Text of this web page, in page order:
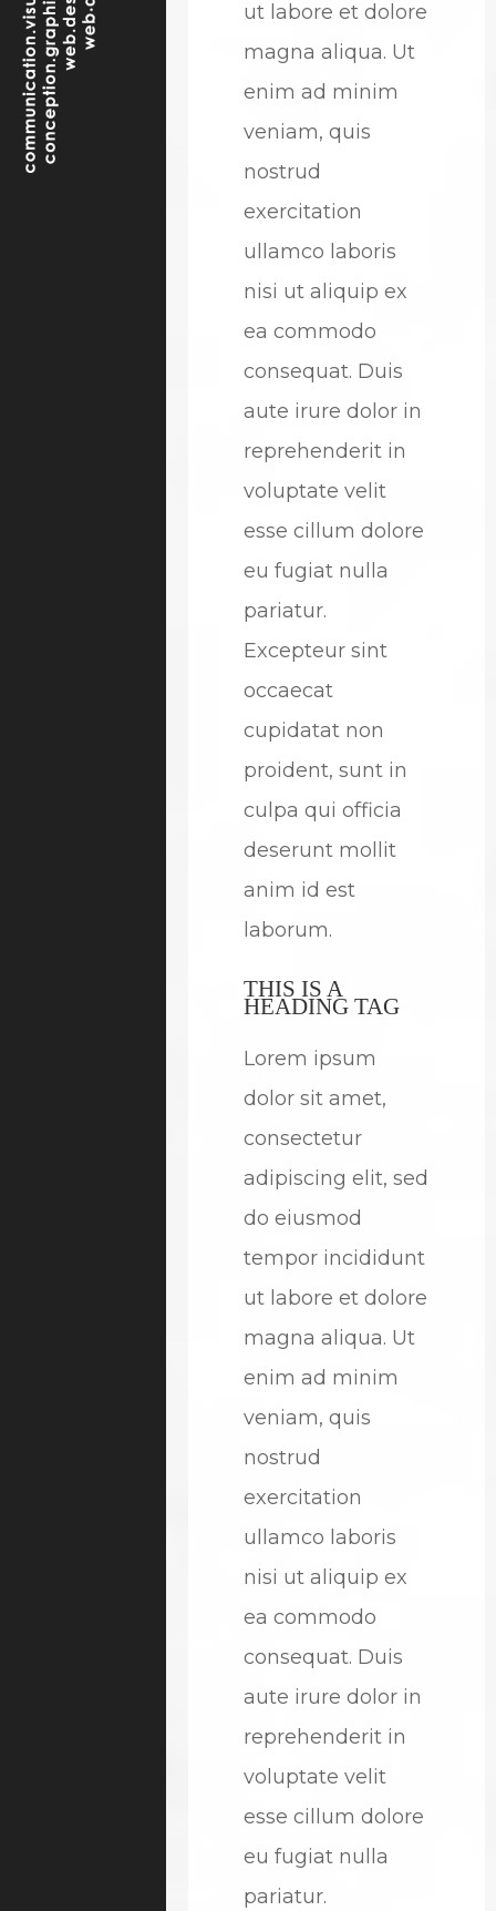
ut labore et dolore
magna aliqua. Ut
enim ad minim
veniam, quis
nostrud
exercitation
ullamco laboris
nisi ut aliquip ex
ea commodo
consequat. Duis
aute irure dolor in
reprehenderit in
voluptate velit
esse cillum dolore
eu fugiat nulla
pariatur.
Excepteur sint
occaecat
cupidatat non
proident, sunt in
culpa qui officia
deserunt mollit
anim id est
laborum.
THIS IS A
HEADING TAG
Lorem ipsum
dolor sit amet,
consectetur
adipiscing elit, sed
do eiusmod
tempor incididunt
ut labore et dolore
magna aliqua. Ut
enim ad minim
veniam, quis
nostrud
exercitation
ullamco laboris
nisi ut aliquip ex
ea commodo
consequat. Duis
aute irure dolor in
reprehenderit in
voluptate velit
esse cillum dolore
eu fugiat nulla
pariatur.